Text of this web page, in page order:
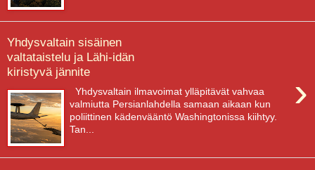
Yhdysvaltain sisäinen
valtataistelu ja Lähi-idän
kiristyvä jännite
›
Yhdysvaltain ilmavoimat ylläpitävät vahvaa
valmiutta Persianlahdella samaan aikaan kun
poliittinen kädenvääntö Washingtonissa kiihtyy.
Tan...